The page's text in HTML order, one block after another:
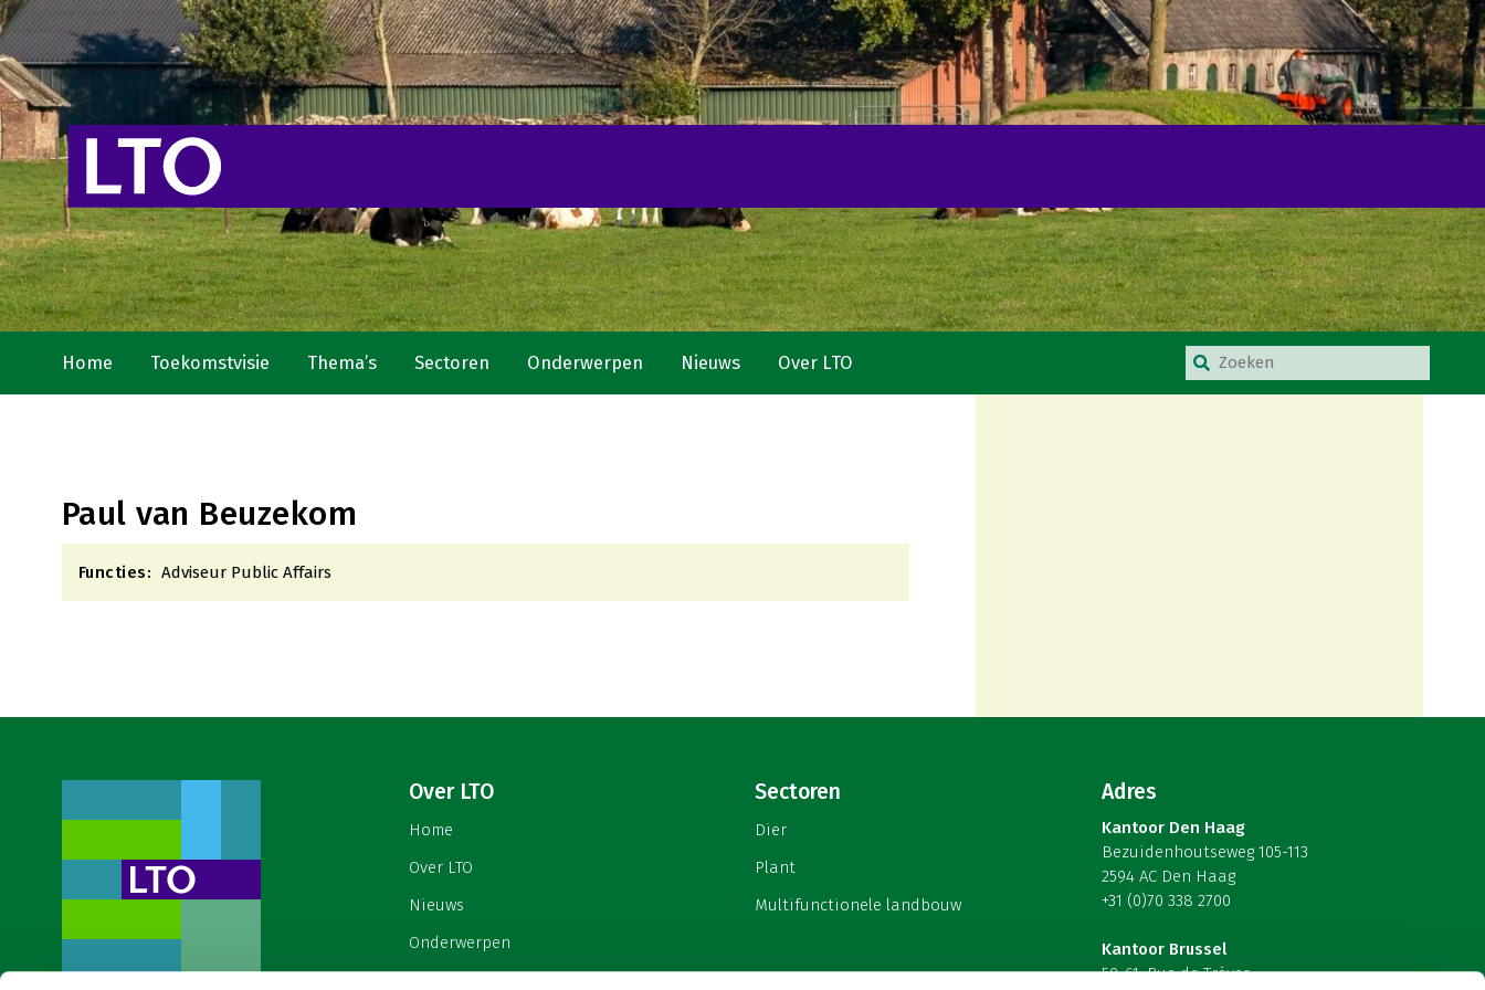
Home Toekomstvisie Thema’s Sectoren Onderwerpen Nieuws Over LTO
Paul van Beuzekom
Functies: Adviseur Public Affairs
Over LTO
Home
Over LTO
Nieuws
Onderwerpen
Sectoren
Dier
Plant
Multifunctionele landbouw
Adres
Kantoor Den Haag
Bezuidenhoutseweg 105-113
2594 AC Den Haag
+31 (0)70 338 2700
Kantoor Brussel
59-61, Rue de Trèves